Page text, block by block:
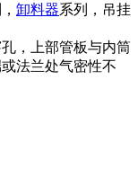
卸料器系列，吊挂
，上部管板与内筒
法兰处气密性不